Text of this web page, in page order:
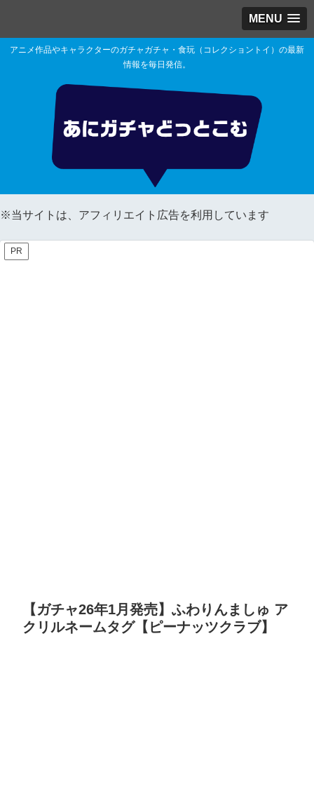
MENU
アニメ作品やキャラクターのガチャガチャ・食玩（コレクショントイ）の最新
情報を毎日発信。
※当サイトは、アフィリエイト広告を利用しています
PR
【ガチャ26年1月発売】ふわりんましゅ ア
クリルネームタグ【ピーナッツクラブ】